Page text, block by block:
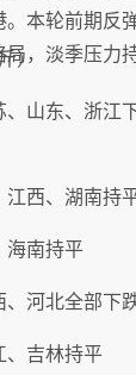
本轮前期反
，淡季压力
）
山东、浙江
江西、湖南持
海南持平
、河北全部下
、吉林持平